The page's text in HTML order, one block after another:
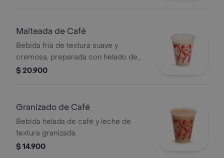
Malteada de Café
Bebida fría de textura suave y
cremosa, preparada con helado de
café y leche.
$ 20.900
Granizado de Café
Bebida helada de café y leche de
textura granizada.
$ 14.900